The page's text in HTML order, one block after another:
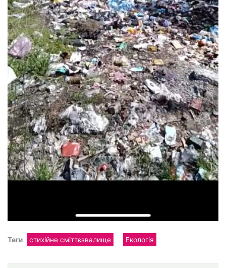
Теги стихійне сміттєзвалище Екологія